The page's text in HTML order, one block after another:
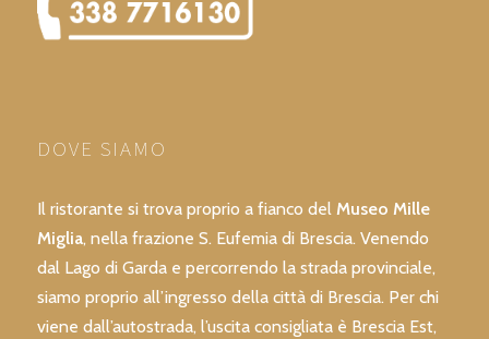
DOVE SIAMO
Il ristorante si trova proprio a fianco del Museo Mille
Miglia, nella frazione S. Eufemia di Brescia. Venendo
dal Lago di Garda e percorrendo la strada provinciale,
siamo proprio all’ingresso della città di Brescia. Per chi
viene dall’autostrada, l’uscita consigliata è Brescia Est,